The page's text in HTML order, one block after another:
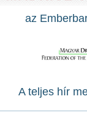
az
A teljes hír